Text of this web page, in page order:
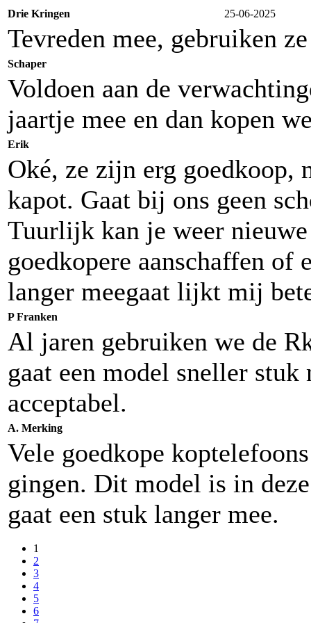
Drie Kringen 25-06-2025
Tevreden mee, gebruiken
Schaper
Voldoen aan de
jaartje mee en dan kopen
Erik
Oké, ze zijn erg goedkoop,
kapot. Gaat bij ons geen
Tuurlijk kan je weer
goedkopere aanschaffen of
langer meegaat lijkt mij
P Franken
Al jaren gebruiken we de
gaat een model sneller
acceptabel.
A. Merking
Vele goedkope
gingen. Dit model is in
gaat een stuk langer mee.
1
2
3
4
5
6